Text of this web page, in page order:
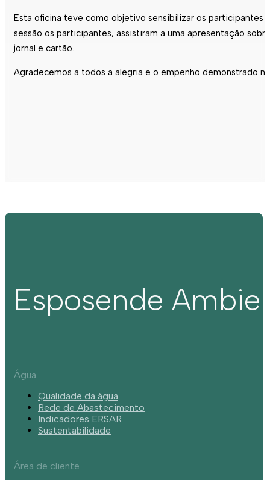
Esta oficina teve como objetivo sensibilizar os participantes
sessão os participantes, assistiram a uma apresentação
jornal e cartão.
Agradecemos a todos a alegria e o empenho demonstrado
Esposende
Água
Qualidade da água
Rede de Abastecimento
Indicadores ERSAR
Sustentabilidade
Área de cliente